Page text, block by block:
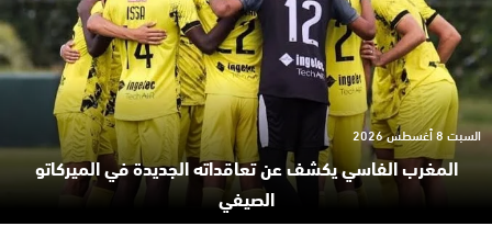
المغرب الفاسي يكشف عن تعاقداته الجديدة في الميركاتو
الصيفي
السبت 8 أغسطس 2026